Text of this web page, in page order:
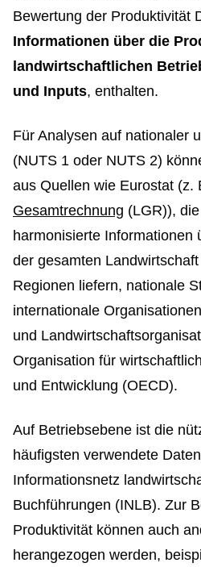
Bewertung der Produktivität
Informationen über die
landwirtschaftlichen
und Inputs, enthalten.
Für Analysen auf nationaler
(NUTS 1 oder NUTS 2)
aus Quellen wie Eurostat (z.
Gesamtrechnung (LGR)),
harmonisierte Informationen
der gesamten
Regionen liefern, nationale
internationale
und
Organisation für
und Entwicklung (OECD).
Auf Betriebsebene ist die
häufigsten verwendete
Informationsnetz
Buchführungen (INLB). Zur
Produktivität können auch
herangezogen werden,